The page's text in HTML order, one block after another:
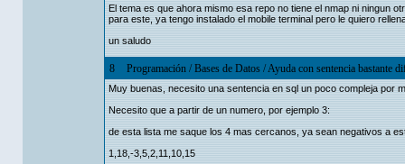
El tema es que ahora mismo esa repo no tiene el nmap ni ningun
para este, ya tengo instalado el mobile terminal pero le quiero
un saludo
8 Programación/Bases de Datos/Ayuda con sentencia bastante
Muy buenas, necesito una sentencia en sql un poco compleja por
Necesito que a partir de un numero, por ejemplo 3:
de esta lista me saque los 4 mas cercanos, ya sean negativos a
1,18,-3,5,2,11,10,15